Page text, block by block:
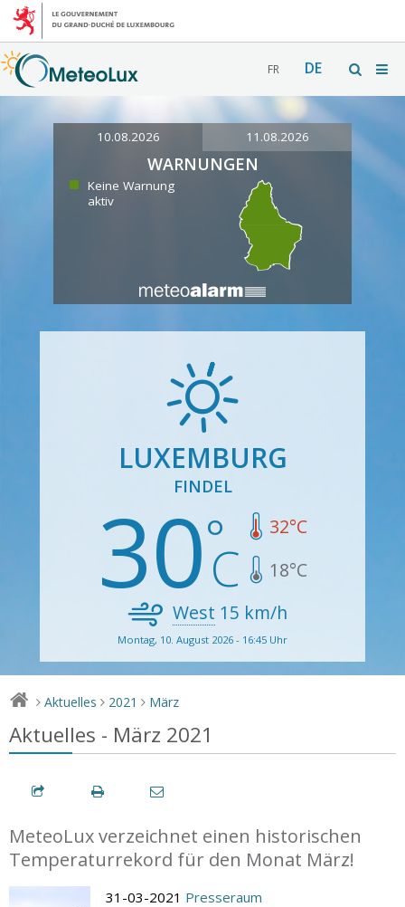
FR DE
10.08.2026 11.08.2026
WARNUNGEN
Keine Warnung
aktiv
LUXEMBURG
FINDEL
30 32°C
18°C
West 15 km/h
Montag, 10. August 2026 - 16:45 Uhr
> Aktuelles > 2021 > März
Aktuelles - März 2021
MeteoLux verzeichnet einen historischen
Temperaturrekord für den Monat März!
31-03-2021 Presseraum